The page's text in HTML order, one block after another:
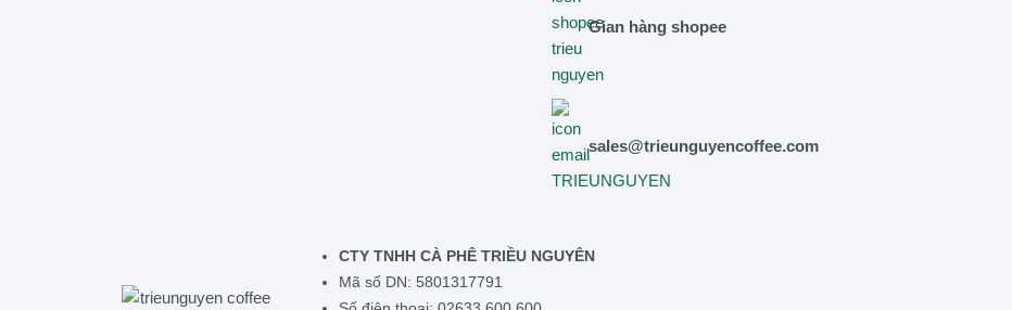
Gian hàng shopee
sales@trieunguyencoffee.com
CTY TNHH CÀ PHÊ TRIỀU NGUYÊN
Mã số DN: 5801317791